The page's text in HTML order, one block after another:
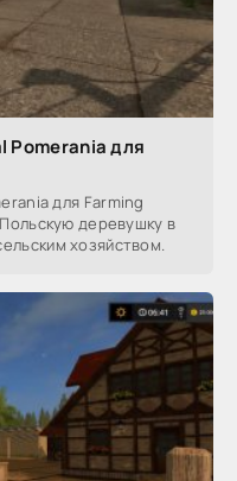
Pomerania для
для Farming
деревушку в
хозяйством.